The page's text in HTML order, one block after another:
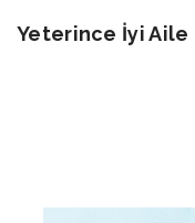
Yeterince İyi Aile